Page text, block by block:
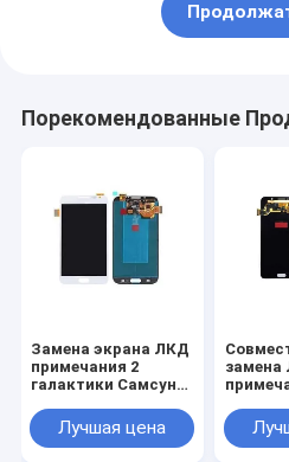
Порекомендованные
Замена экрана ЛКД
примечания 2
галактики Самсунг,
экранирует набор
замены
Лучшая цена
замена